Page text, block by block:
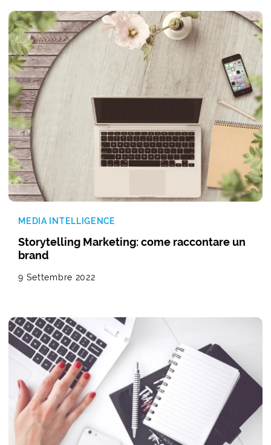
MEDIA INTELLIGENCE
Storytelling Marketing: come raccontare un
brand
9 Settembre 2022